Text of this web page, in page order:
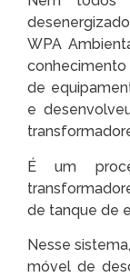
WPA
de
e
É um
de tanque de
Nesse
móvel de